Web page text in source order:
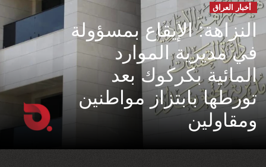
أخبار العراق
النزاهة: الإيقاع بمسؤولة
في مديرية الموارد
المائية بكركوك بعد
تورطها بابتزاز مواطنين
ومقاولين